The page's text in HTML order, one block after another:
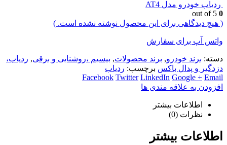
ردیاب خودرو مدل AT4
0
( هیچ دیدگاهی برای این محصول نوشته نشده است. )
واتس آپ برای سفارش
دسته: برند خودرو, برند محصولات, بیسیم ،روشنایی و برقی, ردیاب،
دزدگیر و پدال باکس برچسب: ردیاب
Facebook Twitter LinkedIn Google + Email
افزودن به علاقه مندی ها
اطلاعات بیشتر
نظرات (0)
اطلاعات بیشتر